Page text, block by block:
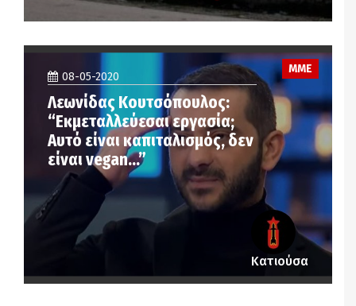
ΜΜΕ
08-05-2020
Λεωνίδας Κουτσόπουλος:
“Εκμεταλλεύεσαι εργασία;
Αυτό είναι καπιταλισμός, δεν
είναι vegan…”
Κατιούσα